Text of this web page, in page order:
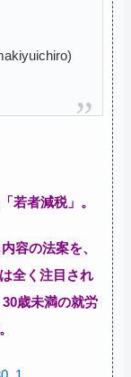
若者減税」。
容の法案を、
全く注目され
歳未満の就労